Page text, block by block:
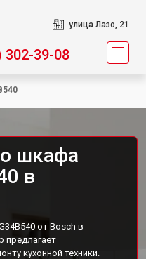
улица Лазо, 21
302-39-08
шкафа
в
от Bosch в
предлагает
кухонной техники.